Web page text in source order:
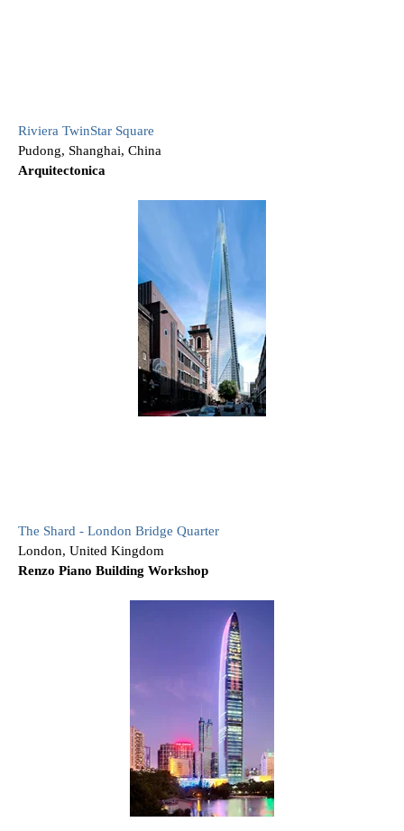
Riviera TwinStar Square
Pudong, Shanghai, China
Arquitectonica
The Shard - London Bridge Quarter
London, United Kingdom
Renzo Piano Building Workshop